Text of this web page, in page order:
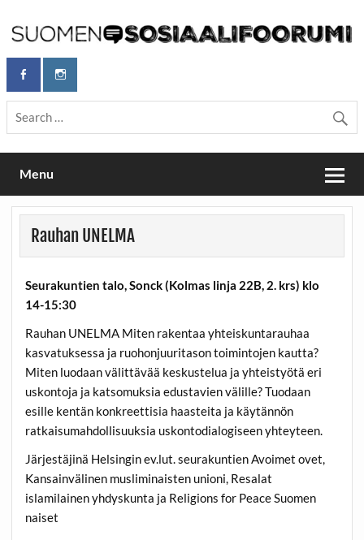
content
Maailmanparannuspäivät / Suomen
Sosiaalifoorumi
Maailmanparannuspäivät Lapinlahden Lähteellä, Helsingissä
26.–27.9.2026
Menu
Rauhan UNELMA
Seurakuntien talo, Sonck (Kolmas linja 22B, 2. krs) klo
14-15:30
Rauhan UNELMA Miten rakentaa yhteiskuntarauhaa
kasvatuksessa ja ruohonjuuritason toimintojen kautta?
Miten luodaan välittävää keskustelua ja yhteistyötä eri
uskontoja ja katsomuksia edustavien välille? Tuodaan
esille kentän konkreettisia haasteita ja käytännön
ratkaisumahdollisuuksia uskontodialogiseen yhteyteen.
Järjestäjinä Helsingin ev.lut. seurakuntien Avoimet ovet,
Kansainvälinen musliminaisten unioni, Resalat
islamilainen yhdyskunta ja Religions for Peace Suomen
naiset